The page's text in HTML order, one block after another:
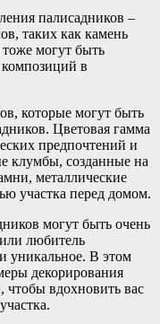
палисадников –
таких как камень
могут быть
в
которые могут быть
Цветовая гамма
предпочтений и
клумбы, созданные на
металлические
участка перед домом.
могут быть очень
любитель
уникальное. В этом
декорирования
чтобы вдохновить вас